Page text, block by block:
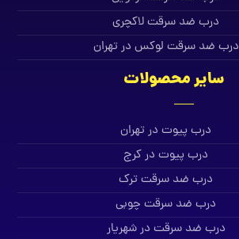
درب ضد سرقت لاکچری
درب ضد سرقت لوکس در تهران
سایر محصولات
درب پیوت در تهران
درب پیوت در کرج
درب ضد سرقت ترک
درب ضد سرقت چوبی
درب ضد سرقت در شهریار